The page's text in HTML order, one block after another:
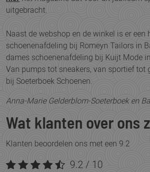
uitgebracht.
Naast de webshop en de winkel is er een
schoenenafdeling bij Romeyn Tailors in
dames schoenenafdeling bij Kuijt Mode
Van pumps tot sneakers, van sportief tot
bij Soeterboek Schoenen.
Anna-Marie Gelderblom-Soeterboek en
Wat klanten over ons
Klanten beoordelen ons met een 9.2
9.2 / 10